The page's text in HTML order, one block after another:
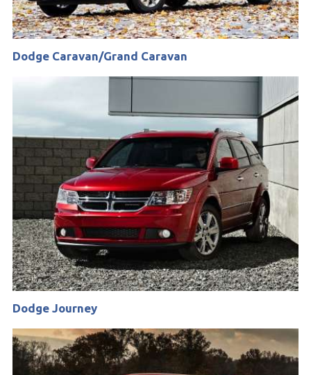
Dodge Caravan/Grand Caravan
Dodge Journey